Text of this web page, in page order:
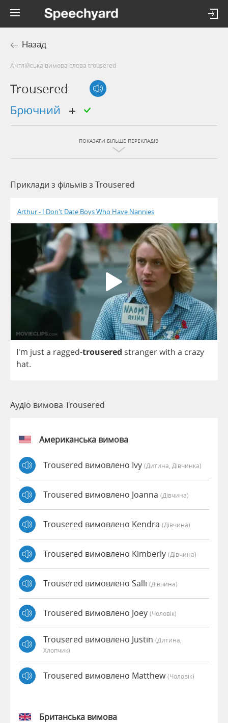
Назад
Англійська вимова слова trousered
Trousered
брючний
ПОКАЗАТИ БІЛЬШЕ ПЕРЕКЛАДІВ
Приклади з фільмів з Trousered
Arthur - I Don't Date Boys Who Have Nannies
I'm justa ragged-trousered strangerwith a crazy
hat.
Аудіо вимова Trousered
Американська вимова
Trousered вимовлено Ivy (дитина, Дівчинка)
Trousered вимовлено Joanna (дівчина)
Trousered вимовлено Kendra (дівчина)
Trousered вимовлено Kimberly (дівчина)
Trousered вимовлено Salli (дівчина)
Trousered вимовлено Joey (чоловік)
Trousered вимовлено Justin (дитина,
Хлопчик)
Trousered вимовлено Matthew(чоловік)
Британська вимова